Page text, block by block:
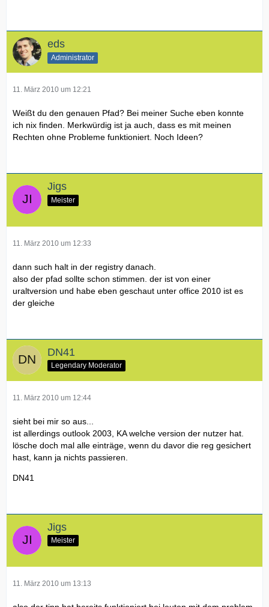
eds
Administrator
11. März 2010 um 12:21
Weißt du den genauen Pfad? Bei meiner Suche eben konnte
ich nix finden. Merkwürdig ist ja auch, dass es mit meinen
Rechten ohne Probleme funktioniert. Noch Ideen?
Jigs
Meister
11. März 2010 um 12:33
dann such halt in der registry danach.
also der pfad sollte schon stimmen. der ist von einer
uraltversion und habe eben geschaut unter office 2010 ist es
der gleiche
DN41
Legendary Moderator
11. März 2010 um 12:44
sieht bei mir so aus...
ist allerdings outlook 2003, KA welche version der nutzer hat.
lösche doch mal alle einträge, wenn du davor die reg gesichert
hast, kann ja nichts passieren.
DN41
Jigs
Meister
11. März 2010 um 13:13